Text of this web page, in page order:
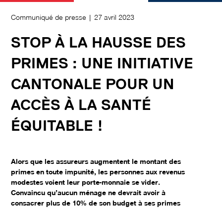
Communiqué de presse | 27 avril 2023
STOP À LA HAUSSE DES
PRIMES : UNE INITIATIVE
CANTONALE POUR UN
ACCÈS À LA SANTÉ
ÉQUITABLE !
Alors que les assureurs augmentent le montant des
primes en toute impunité, les personnes aux revenus
modestes voient leur porte-monnaie se vider.
Convaincu qu’aucun ménage ne devrait avoir à
consacrer plus de 10% de son budget à ses primes